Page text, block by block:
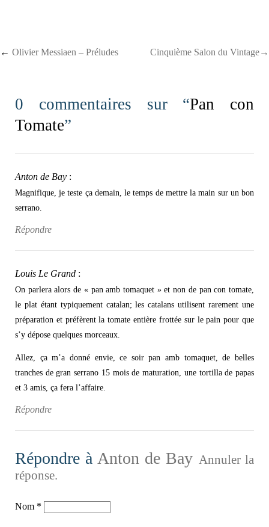
Post navigation
← Olivier Messiaen – Préludes Cinquième Salon du Vintage→
0 commentaires sur “Pan con
Tomate”
Anton de Bay :
Magnifique, je teste ça demain, le temps de mettre la main sur un bon
serrano.
Répondre
Louis Le Grand :
On parlera alors de « pan amb tomaquet » et non de pan con tomate,
le plat étant typiquement catalan; les catalans utilisent rarement une
préparation et préfèrent la tomate entière frottée sur le pain pour que
s’y dépose quelques morceaux.
Allez, ça m’a donné envie, ce soir pan amb tomaquet, de belles
tranches de gran serrano 15 mois de maturation, une tortilla de papas
et 3 amis, ça fera l’affaire.
Répondre
Répondre à Anton de Bay Annuler la
réponse.
Nom *